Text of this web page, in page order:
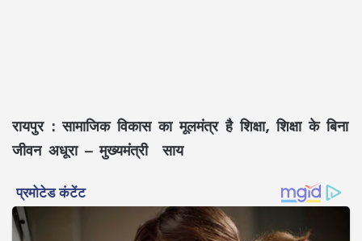
रायपुर : सामाजिक विकास का मूलमंत्र है शिक्षा, शिक्षा के बिना
जीवन अधूरा – मुख्यमंत्री साय